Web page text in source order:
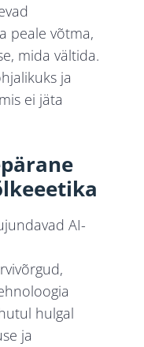
peale võtma,
mida vältida.
ja
ei jäta
AI-
hulgal
ja